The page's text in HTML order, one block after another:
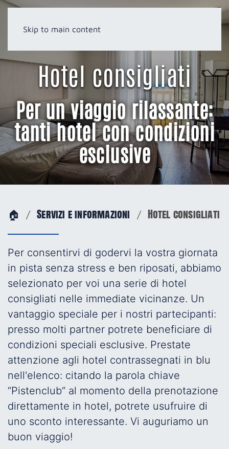
Skip to main content
Hotel consigliati
Per un viaggio rilassante:
tanti hotel con condizioni
esclusive
🏠 Servizi e informazioni Hotel consigliati
Per consentirvi di godervi la vostra giornata
in pista senza stress e ben riposati, abbiamo
selezionato per voi una serie di hotel
consigliati nelle immediate vicinanze. Un
vantaggio speciale per i nostri partecipanti:
presso molti partner potrete beneficiare di
condizioni speciali esclusive. Prestate
attenzione agli hotel contrassegnati in blu
nell'elenco: citando la parola chiave
“Pistenclub” al momento della prenotazione
direttamente in hotel, potrete usufruire di
uno sconto interessante. Vi auguriamo un
buon viaggio!